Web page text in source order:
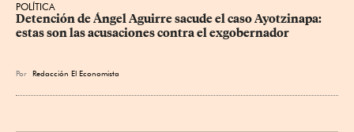
POLÍTICA
Detención de Ángel Aguirre sacude el caso Ayotzinapa:
estas son las acusaciones contra el exgobernador
Por Redacción El Economista